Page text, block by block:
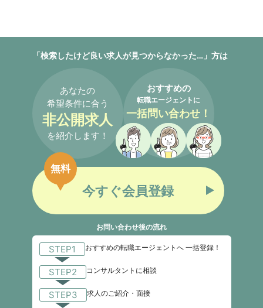
「検索したけど良い求人が見つからなかった…」方は
あなたの
希望条件に合う
非公開求人
を紹介します！
おすすめの
転職エージェントに
一括問い合わせ！
今すぐ会員登録
無料
お問い合わせ後の流れ
STEP1 おすすめの転職エージェントへ 一括登録！
STEP2 コンサルタントに相談
STEP3 求人のご紹介・面接